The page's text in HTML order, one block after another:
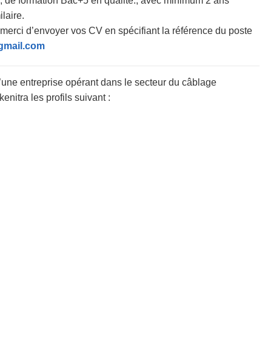
d’envoyer vos CV en spécifiant la référence du poste
entreprise opérant dans le secteur du câblage
les profils suivant :